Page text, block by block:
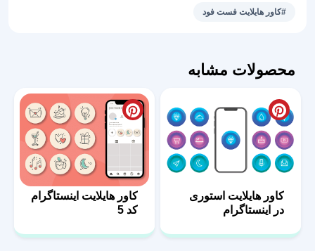
هات
#کاور هایلایت فست فود
محصولات مشابه
کاور هایلایت استوری
در اینستاگرام
کاور هایلایت اینستاگرام
کد 5